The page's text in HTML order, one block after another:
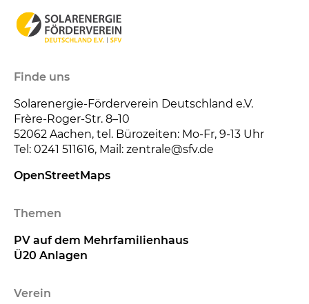
Finde uns
Solarenergie-Förderverein Deutschland e.V.
Frère-Roger-Str. 8–10
52062 Aachen, tel. Bürozeiten: Mo-Fr, 9-13 Uhr
Tel: 0241 511616, Mail: zentrale@sfv.de
OpenStreetMaps
Themen
PV auf dem Mehrfamilienhaus
Ü20 Anlagen
Verein